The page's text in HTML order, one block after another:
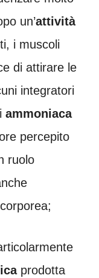
un’attività
i muscoli
di attirare le
integratori
ammoniaca
percepito
ruolo
prodotta